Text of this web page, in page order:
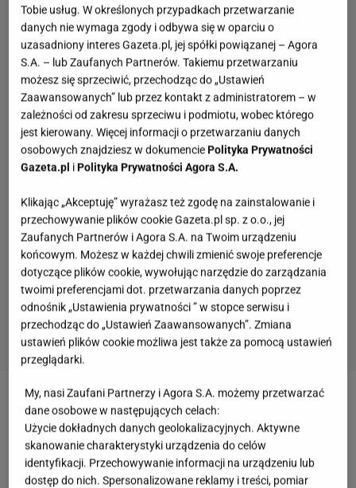
Mam jednak nadzieję, że przepis na te
kapusty przynajmniej część osób zainteresuje na
tyle, że zechcą go przetestować. Trafiłam na niego,
gdy szukałam czegoś do zrobienia na obiad. Nie
Tobie usług. W określonych przypadkach przetwarzanie
danych nie wymaga zgody i odbywa się w oparciu o
uzasadniony interes Gazeta.pl, jej spółki powiązanej – Agora
S.A. – lub Zaufanych Partnerów. Takiemu przetwarzaniu
możesz się sprzeciwić, przechodząc do „Ustawień
Zaawansowanych” lub przez kontakt z administratorem – w
zależności od zakresu sprzeciwu i podmiotu, wobec którego
jest kierowany. Więcej informacji o przetwarzaniu danych
osobowych znajdziesz w dokumencie Polityka Prywatności
Gazeta.pl i Polityka Prywatności Agora S.A.
Klikając „Akceptuję” wyrażasz też zgodę na zainstalowanie i
przechowywanie plików cookie Gazeta.pl sp. z o.o., jej
Zaufanych Partnerów i Agora S.A. na Twoim urządzeniu
końcowym. Możesz w każdej chwili zmienić swoje preferencje
dotyczące plików cookie, wywołując narzędzie do zarządzania
twoimi preferencjami dot. przetwarzania danych poprzez
odnośnik „Ustawienia prywatności ” w stopce serwisu i
przechodząc do „Ustawień Zaawansowanych”. Zmiana
ustawień plików cookie możliwa jest także za pomocą ustawień
przeglądarki.
My, nasi Zaufani Partnerzy i Agora S.A. możemy przetwarzać
dane osobowe w następujących celach:
Użycie dokładnych danych geolokalizacyjnych. Aktywne
skanowanie charakterystyki urządzenia do celów
identyfikacji. Przechowywanie informacji na urządzeniu lub
dostęp do nich. Spersonalizowane reklamy i treści, pomiar